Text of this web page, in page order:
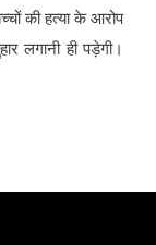
की हत्या के आरोप
लगानी ही पड़ेगी।